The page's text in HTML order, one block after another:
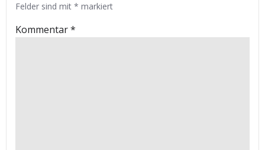
Felder sind mit * markiert
Kommentar*